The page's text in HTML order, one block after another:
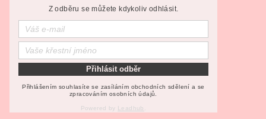
Z odběru se můžete kdykoliv odhlásit.
Přihlásit odběr
Přihlášením souhlasíte se zasíláním obchodních sdělení a se
zpracováním osobních údajů.
Powered by Leadhub .